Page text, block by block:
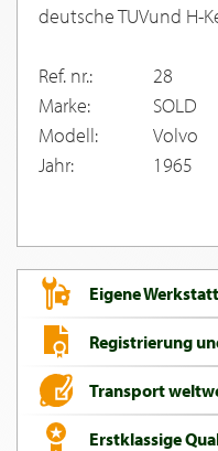
deutsche TUVund H-
Ref. nr.:
28
Marke:
SOLD
Modell:
Volvo
Jahr:
1965
Eigene
Registrierung
Transport
Erstklassige